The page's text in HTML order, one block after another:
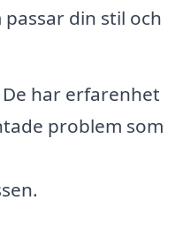
din stil och
har erfarenhet
problem som